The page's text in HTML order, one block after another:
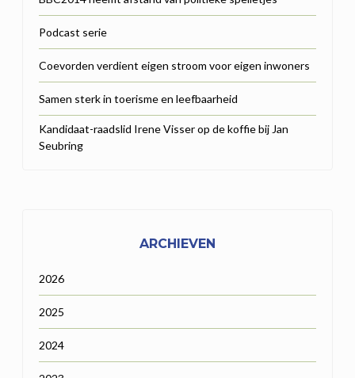
Podcast serie
Coevorden verdient eigen stroom voor eigen inwoners
Samen sterk in toerisme en leefbaarheid
Kandidaat-raadslid Irene Visser op de koffie bij Jan
Seubring
ARCHIEVEN
2026
2025
2024